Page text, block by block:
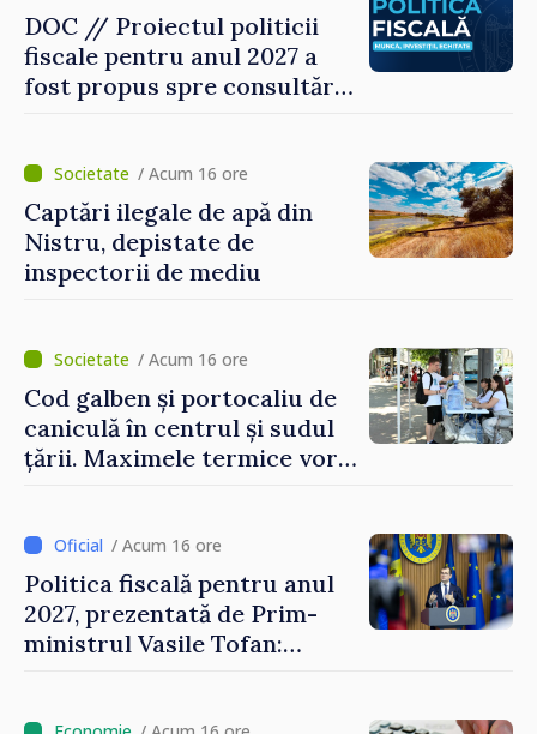
DOC // Proiectul politicii
fiscale pentru anul 2027 a
fost propus spre consultări
/ Acum 16 ore
Captări ilegale de apă din
Nistru, depistate de
inspectorii de mediu
/ Acum 16 ore
Cod galben și portocaliu de
caniculă în centrul și sudul
țării. Maximele termice vor
/ Acum 16 ore
Politica fiscală pentru anul
2027, prezentată de Prim-
ministrul Vasile Tofan: